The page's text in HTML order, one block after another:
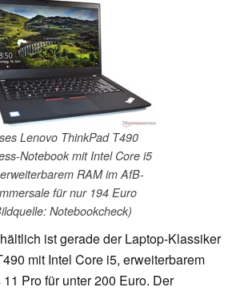
Lenovo ThinkPad T490
Notebook mit Intel Core i5
RAM im AfB-
für nur 194 Euro
Notebookcheck)
ist gerade der Laptop-Klassiker
mit Intel Core i5, erweiterbarem
Pro für unter 200 Euro. Der